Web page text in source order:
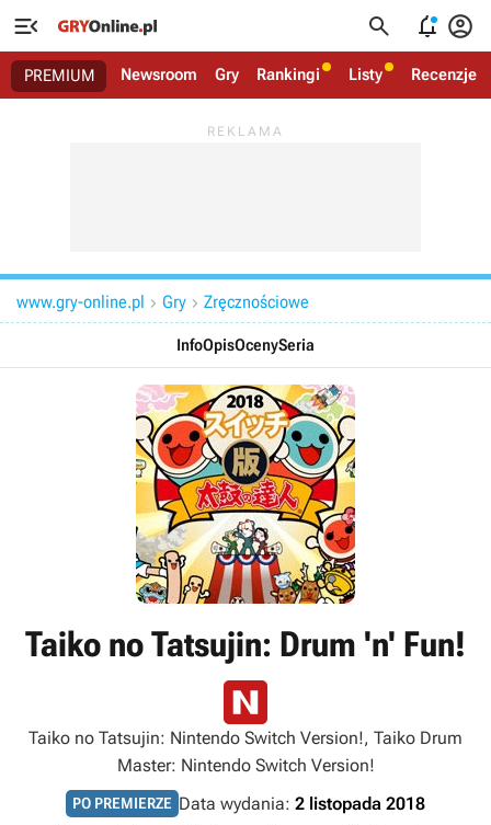
   
PREMIUM Newsroom Gry Rankingi Listy Recenzje
www.gry-online.pl  Gry  Zręcznościowe
InfoOpisOcenySeria
Taiko no Tatsujin: Drum 'n' Fun!
Taiko no Tatsujin: Nintendo Switch Version!, Taiko Drum
Master: Nintendo Switch Version!
PO PREMIERZE Data wydania: 2 listopada 2018